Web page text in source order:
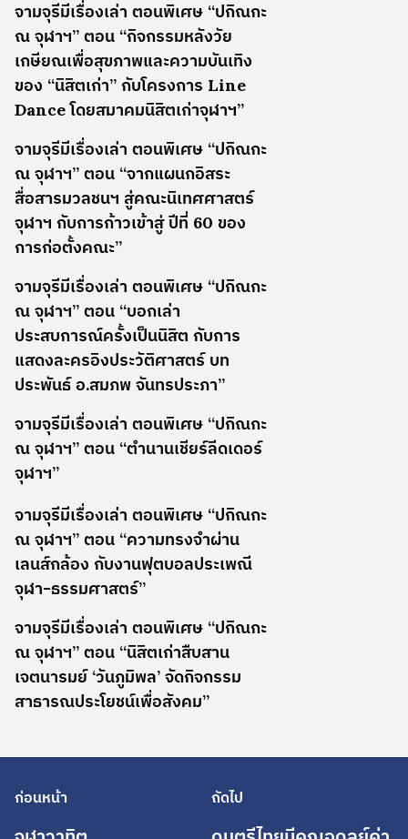
จามจุรีมีเรื่องเล่า ตอนพิเศษ “ปกิณกะ
ณ จุฬาฯ” ตอน “กิจกรรมหลังวัย
เกษียณเพื่อสุขภาพและความบันเทิง
ของ “นิสิตเก่า” กับโครงการ Line
Dance โดยสมาคมนิสิตเก่าจุฬาฯ”
จามจุรีมีเรื่องเล่า ตอนพิเศษ “ปกิณกะ
ณ จุฬาฯ” ตอน “จากแผนกอิสระ
สื่อสารมวลชนฯ สู่คณะนิเทศศาสตร์
จุฬาฯ กับการก้าวเข้าสู่ ปีที่ 60 ของ
การก่อตั้งคณะ”
จามจุรีมีเรื่องเล่า ตอนพิเศษ “ปกิณกะ
ณ จุฬาฯ” ตอน “บอกเล่า
ประสบการณ์ครั้งเป็นนิสิต กับการ
แสดงละครอิงประวัติศาสตร์ บท
ประพันธ์ อ.สมภพ จันทรประภา”
จามจุรีมีเรื่องเล่า ตอนพิเศษ “ปกิณกะ
ณ จุฬาฯ” ตอน “ตำนานเชียร์ลีดเดอร์
จุฬาฯ”
จามจุรีมีเรื่องเล่า ตอนพิเศษ “ปกิณกะ
ณ จุฬาฯ” ตอน “ความทรงจำผ่าน
เลนส์กล้อง กับงานฟุตบอลประเพณี
จุฬา-ธรรมศาสตร์”
จามจุรีมีเรื่องเล่า ตอนพิเศษ “ปกิณกะ
ณ จุฬาฯ” ตอน “นิสิตเก่าสืบสาน
เจตนารมย์ ‘วันภูมิพล’ จัดกิจกรรม
สาธารณประโยชน์เพื่อสังคม”
ก่อนหน้า ถัดไป